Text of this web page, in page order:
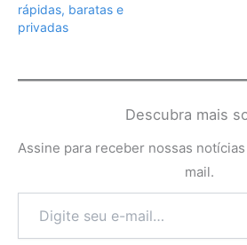
rápidas, baratas e
privadas
Descubra mais
Assine para receber nossas
mail.
e-